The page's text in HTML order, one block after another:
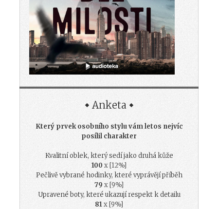
Anketa
Který prvek osobního stylu vám letos nejvíc
posílil charakter
Kvalitní oblek, který sedí jako druhá kůže
100 x [12%]
Pečlivě vybrané hodinky, které vyprávějí příběh
79 x [9%]
Upravené boty, které ukazují respekt k detailu
81x [9%]